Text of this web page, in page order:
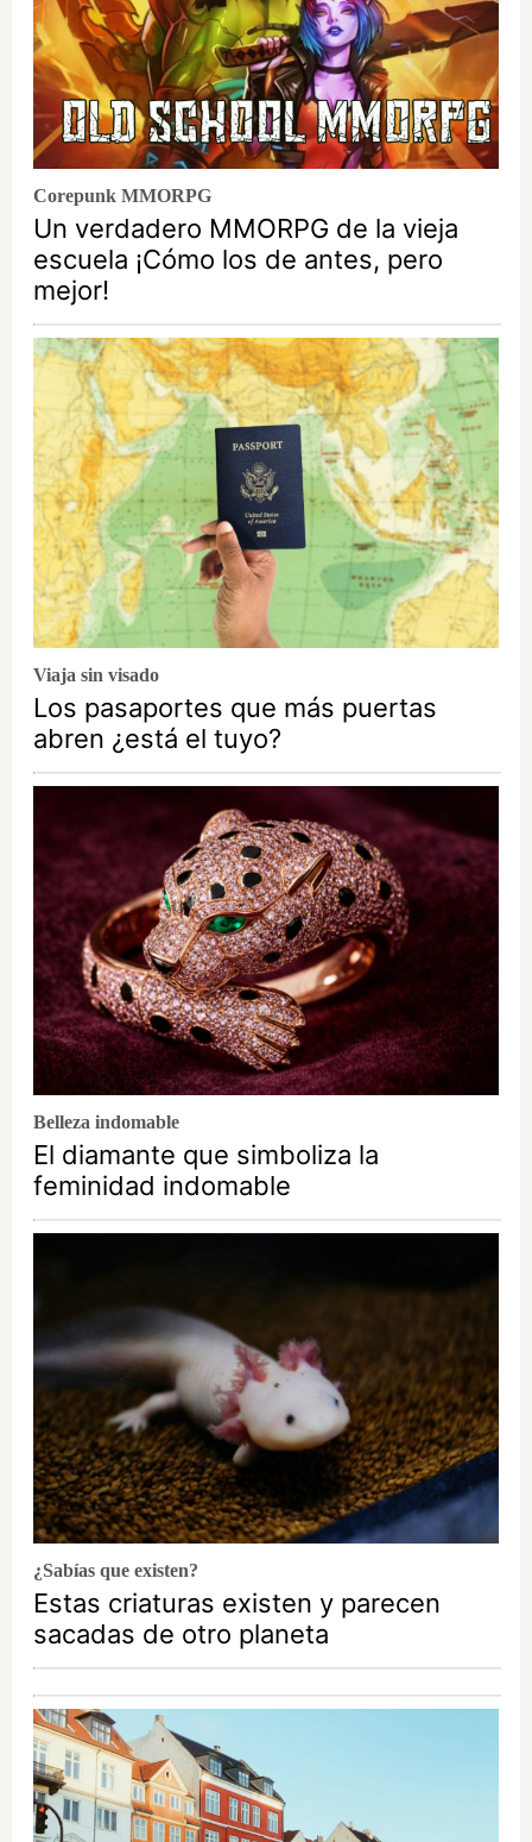
Corepunk MMORPG
Un verdadero MMORPG de la vieja
escuela ¡Cómo los de antes, pero
mejor!
Viaja sin visado
Los pasaportes que más puertas
abren ¿está el tuyo?
Belleza indomable
El diamante que simboliza la
feminidad indomable
¿Sabías que existen?
Estas criaturas existen y parecen
sacadas de otro planeta